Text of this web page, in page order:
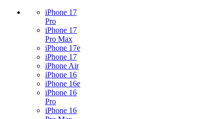
iPhone 17
Pro
iPhone 17
Pro Max
iPhone 17e
iPhone 17
iPhone Air
iPhone 16
iPhone 16e
iPhone 16
Pro
iPhone 16